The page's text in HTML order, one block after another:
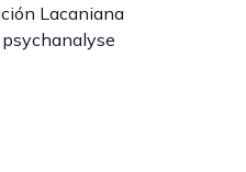
Lacaniana
psychanalyse